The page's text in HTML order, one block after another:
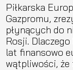
Piłkarska
Gazpromu,
płynących do
Rosji.
lat finansowo
wątpliwości,